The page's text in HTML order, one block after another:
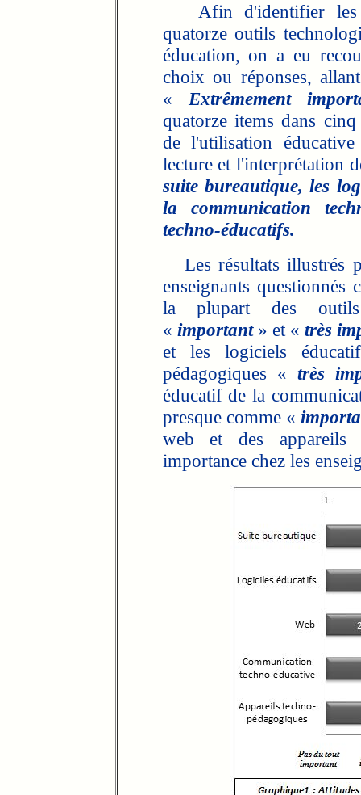
Afin d'identifier les
quatorze outils
éducation, on a eu
choix ou réponses,
« Extrêmement
quatorze items dans
de l'utilisation
lecture et l'interprétation
suite bureautique, les
la communication
techno-éducatifs.
Les résultats illustrés
enseignants questionnés
la plupart des outils
« important» et « très
et les logiciels
pédagogiques « très
éducatif de la
presque comme «
web et des appareils
importance chez les